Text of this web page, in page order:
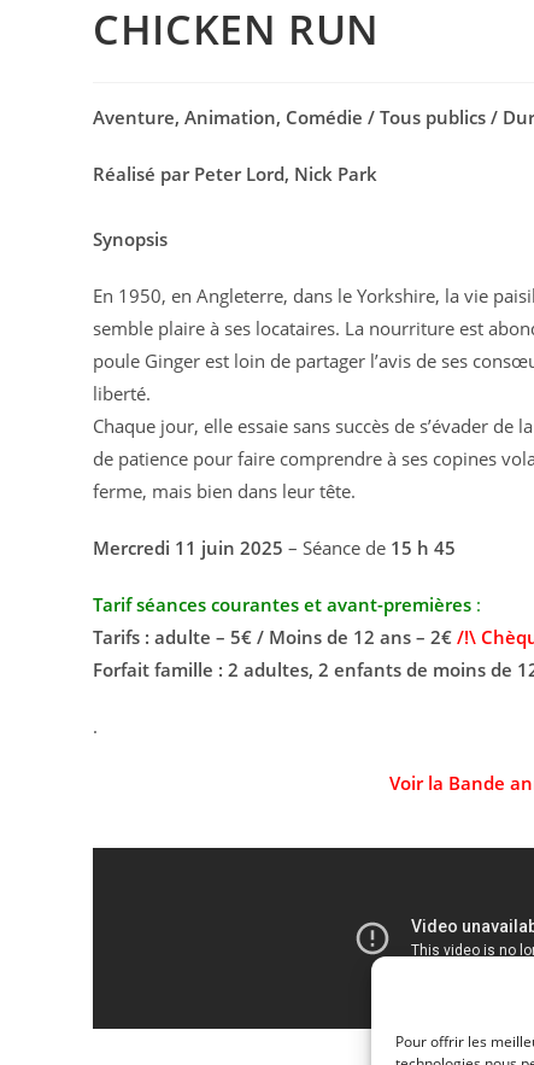
Pour offrir les
CHICKEN RUN
Aventure, Animation, Comédie / Tous publics /
Réalisé par Peter Lord, Nick Park
Synopsis
En 1950, en Angleterre, dans le Yorkshire, la vie
semble plaire à ses locataires. La nourriture est
poule Ginger est loin de partager l’avis de ses
liberté.
Chaque jour, elle essaie sans succès de s’évader de
de patience pour faire comprendre à ses copines
ferme, mais bien dans leur tête.
Mercredi 11 juin2025 – Séance de 15 h 45
Tarif séances courantes et avant-premières :
Tarifs : adulte – 5€ / Moins de 12 ans – 2€/!\
Forfait famille : 2 adultes, 2 enfants de moins de
.
Voir la Bande